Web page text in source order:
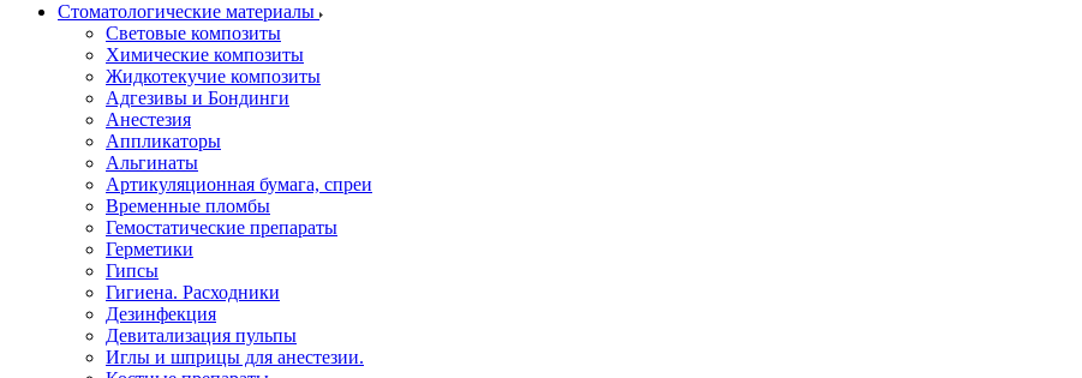
Стоматологические материалы
Световые композиты
Химические композиты
Жидкотекучие композиты
Адгезивы и Бондинги
Анестезия
Аппликаторы
Альгинаты
Артикуляционная бумага, спреи
Временные пломбы
Гемостатические препараты
Герметики
Гипсы
Гигиена. Расходники
Дезинфекция
Девитализация пульпы
Иглы и шприцы для анестезии.